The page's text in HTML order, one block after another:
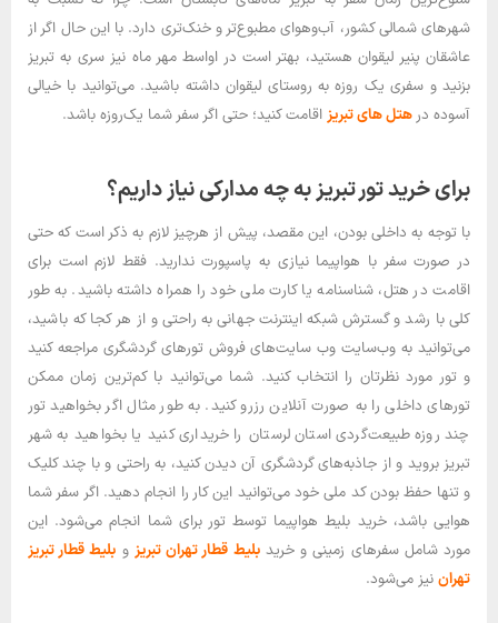
شهرهای شمالی کشور، آب‌و‌هوای مطبوع‌تر و خنک‌تری دارد. با این حال اگر از
عاشقان پنیر لیقوان هستید، بهتر است در اواسط مهر ماه نیز سری به تبریز
بزنید و سفری یک روزه به روستای لیقوان داشته باشید. می‌توانید با خیالی
آسوده در هتل های تبریز اقامت کنید؛ حتی اگر سفر شما یک‌روزه باشد.
برای خرید تور تبریز به چه مدارکی نیاز داریم؟
با توجه به داخلی بودن، این مقصد، پیش از هرچیز لازم به ذکر است که حتی
در صورت سفر با هواپیما نیازی به پاسپورت ندارید. فقط لازم است برای
اقامت در هتل، شناسنامه یا کارت ملی خود را همراه داشته باشید. به طور
کلی با رشد و گسترش شبکه اینترنت جهانی به ‌راحتی و از هر کجا که باشید،
می‌توانید به وب‌سایت وب سایت‌های فروش تورهای گردشگری مراجعه کنید
و تور مورد نظرتان را انتخاب کنید. شما می‌توانید با کم‌ترین زمان ممکن
تورهای داخلی را به‌ صورت آنلاین رزرو کنید. به ‌طور مثال اگر بخواهید تور
چند روزه طبیعت‌گردی استان لرستان را خریداری کنید یا بخواهید به شهر
تبریز بروید و از جاذبه‌های گردشگری آن دیدن کنید، به ‌راحتی و با چند کلیک
و تنها حفظ بودن کد ملی خود می‌توانید این کار را انجام دهید. اگر سفر شما
هوایی باشد، خرید بلیط هواپیما توسط تور برای شما انجام می‌شود. این
مورد شامل سفرهای زمینی و خریدبلیط قطار تهران تبریز و بلیط قطار تبریز
تهران نیز می‌شود.